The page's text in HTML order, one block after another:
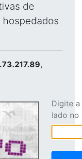
de
,
Digite
lado no